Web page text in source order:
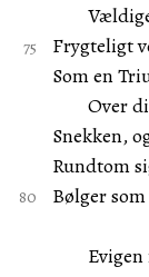
Vældige
Frygteligt
Som en
Over
Snekken,
Rundtom
Bølger
Evigen